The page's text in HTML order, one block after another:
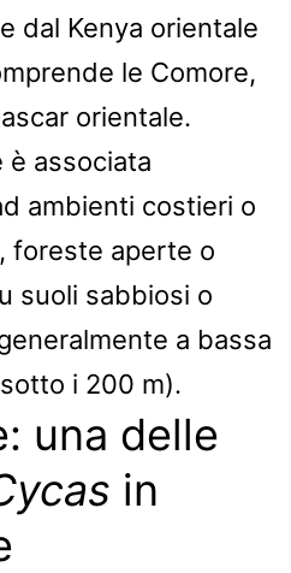
dal Kenya orientale
le Comore,
orientale.
è associata
ambienti costieri o
foreste aperte o
suoli sabbiosi o
a bassa
i 200 m).
una delle
in